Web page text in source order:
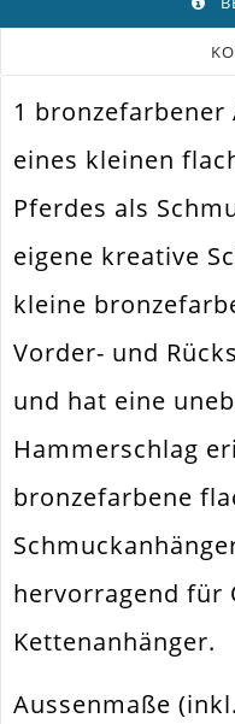
Farbe
Funktion
Spezifikation
Verwendung
Innendurchmesser
1 bronzefarbener
eines kleinen
Pferdes als
eigene kreative
kleine
Vorder- und
und hat eine
Hammerschlag
bronzefarbene
hervorragend für
Kettenanhänger.
Aussenmaße